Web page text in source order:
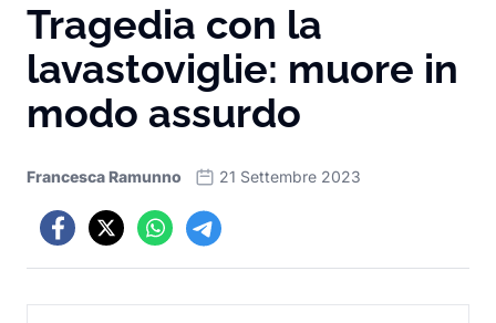
Tragedia con la
lavastoviglie: muore in
modo assurdo
Francesca Ramunno 21 Settembre 2023